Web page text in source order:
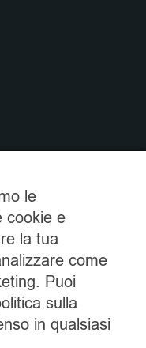
le
cookie e
la tua
come
Puoi
sulla
in qualsiasi